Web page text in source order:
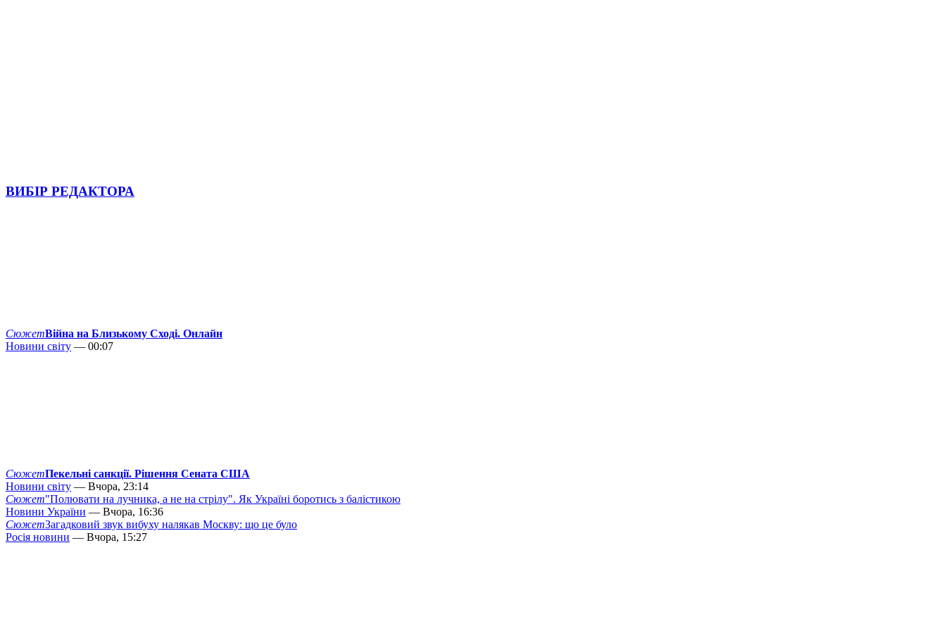
ВИБІР РЕДАКТОРА
СюжетВійна на Близькому Сході. Онлайн
Новини світу — 00:07
СюжетПекельні санкції. Рішення Сената США
Новини світу — Вчора, 23:14
Сюжет"Полювати на лучника, а не на стрілу". Як Україні боротись з балістикою
Новини України — Вчора, 16:36
СюжетЗагадковий звук вибуху налякав Москву: що це було
Росія новини — Вчора, 15:27